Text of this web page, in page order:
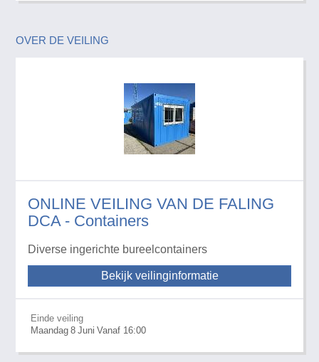
OVER DE VEILING
ONLINE VEILING VAN DE FALING
DCA - Containers
Diverse ingerichte bureelcontainers
Bekijk veilinginformatie
Einde veiling
Maandag 8 Juni Vanaf 16:00